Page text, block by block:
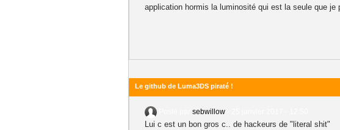
application hormis la luminosité qui est la seule que je
Le github de Luma3DS piraté !
sebwillow
Lui c est un bon gros c.. de hackeurs de "literal shit"